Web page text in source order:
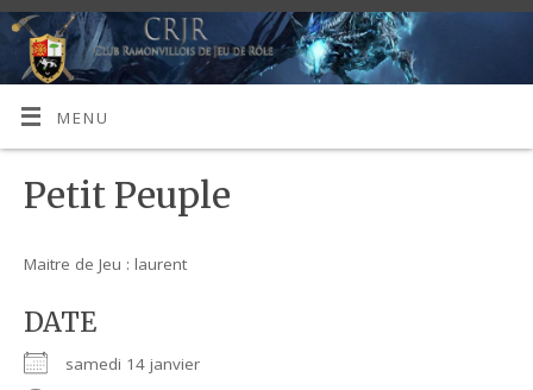
MENU
Petit Peuple
Maitre de Jeu : laurent
DATE
samedi 14 janvier